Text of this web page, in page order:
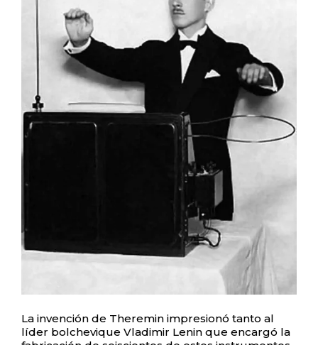
La invención de Theremin impresionó tanto al
líder bolchevique Vladimir Lenin que encargó la